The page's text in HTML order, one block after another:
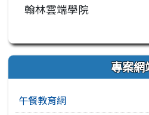
翰林雲端學院
專案網
午餐教育網